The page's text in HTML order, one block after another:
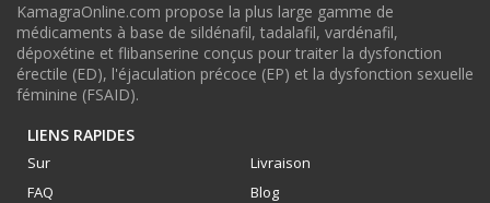
KamagraOnline.com propose la plus large gamme de
médicaments à base de sildénafil, tadalafil, vardénafil,
dépoxétine et flibanserine conçus pour traiter la dysfonction
érectile (ED), l'éjaculation précoce (EP) et la dysfonction sexuelle
féminine (FSAID).
LIENS RAPIDES
Sur
Livraison
FAQ
Blog